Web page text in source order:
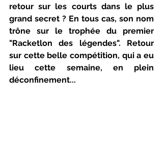
retour sur les courts dans le plus
grand secret ? En tous cas, son nom
trône sur le trophée du premier
"Racketlon des légendes". Retour
sur cette belle compétition, qui a eu
lieu cette semaine, en plein
déconfinement...